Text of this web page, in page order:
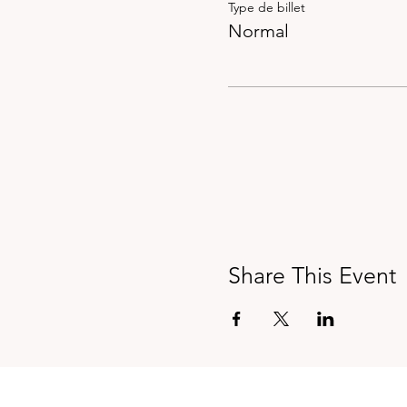
Type de billet
Normal
Share This Event